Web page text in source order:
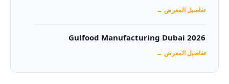
تفاصيل المعرض ←
Gulfood Manufacturing Dubai 2026‏
تفاصيل المعرض ←